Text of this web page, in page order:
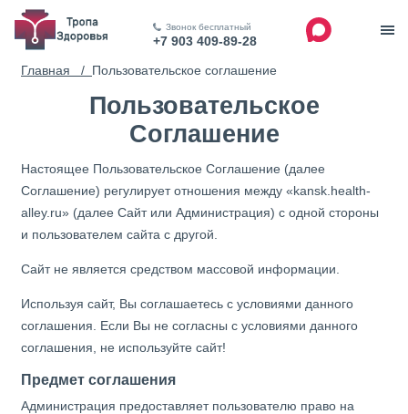
Звонок бесплатный
+7 903 409-89-28
Главная / Пользовательское соглашение
Пользовательское
Соглашение
Настоящее Пользовательское Соглашение (далее
Соглашение) регулирует отношения между «kansk.health-
alley.ru» (далее Сайт или Администрация) с одной стороны
и пользователем сайта с другой.
Сайт не является средством массовой информации.
Используя сайт, Вы соглашаетесь с условиями данного
соглашения. Если Вы не согласны с условиями данного
соглашения, не используйте сайт!
Предмет соглашения
Администрация предоставляет пользователю право на